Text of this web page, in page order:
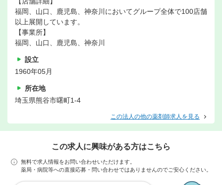
福岡、山口、鹿児島、神奈川においてグループ全体で100店舗
以上展開しています。
【事業所】
福岡、山口、鹿児島、神奈川
設立
1960年05月
所在地
埼玉県熊谷市曙町1-4
この法人の他の薬剤師求人を見る
この求人に興味がある方はこちら
無料で求人情報をお問い合わせいただけます。
薬局・病院等への直接応募・問い合わせではありませんのでご安心ください。